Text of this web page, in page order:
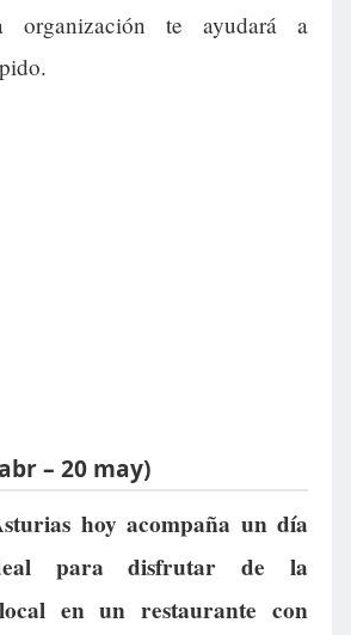
organización te ayudará a
– 20 may)
hoy acompaña un día
para disfrutar de la
en un restaurante con